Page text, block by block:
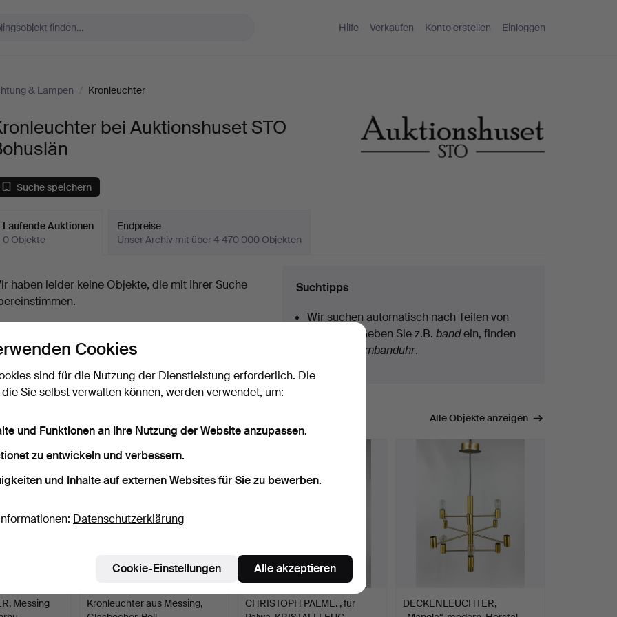
Hilfe Verkaufen Konto erstellen Einloggen
& Lampen / Kronleuchter
bei Auktionshuset STO
Suche speichern
Laufende Auktionen
0 Objekte
Endpreise
Unser Archiv mit über 4 470 000 Objekten
haben leider keine Objekte, die mit Ihrer Suche
zu erhalten, sobald dieses Objekt
Suchtipps
Wir suchen automatisch nach Teilen von
Begriffen. Geben Sie z.B.bandein, finden
Armbanduhr.
die mit Ihrer Suche übereinstimmen. Alle Objekte anzeigen
Messing
Kronleuchter aus Messing,
CHRISTOPH PALME. , für
DECKENLEUCHTER,
Cookies
sind für die Nutzung der Dienstleistung erforderlich. Die
Sie selbst verwalten können, werden verwendet, um:
und Funktionen an Ihre Nutzung der Website anzupassen.
zu entwickeln und verbessern.
und Inhalte auf externen Websites für Sie zu bewerben.
Datenschutzerklärung
Cookie-Einstellungen Alle akzeptieren